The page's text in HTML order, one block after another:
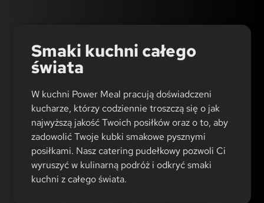
Smaki kuchni całego
świata
W kuchni Power Meal pracują doświadczeni
kucharze, którzy codziennie troszczą się o jak
najwyższą jakość Twoich posiłków oraz o to, aby
zadowolić Twoje kubki smakowe pysznymi
posiłkami. Nasz catering pudełkowy pozwoli Ci
wyruszyć w kulinarną podróż i odkryć smaki
kuchni z całego świata.